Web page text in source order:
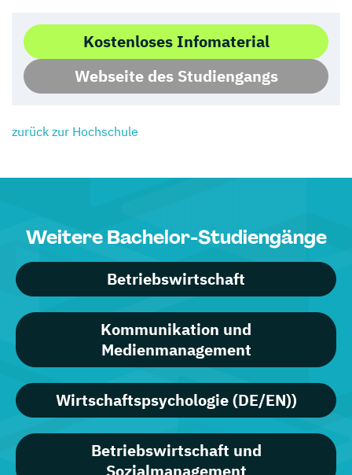
Kostenloses Infomaterial
Webseite des Studiengangs
zurück zur Hochschule
Weitere Bachelor-Studiengänge
Betriebswirtschaft
Kommunikation und
Medienmanagement
Wirtschaftspsychologie (DE/EN))
Betriebswirtschaft und
Sozialmanagement